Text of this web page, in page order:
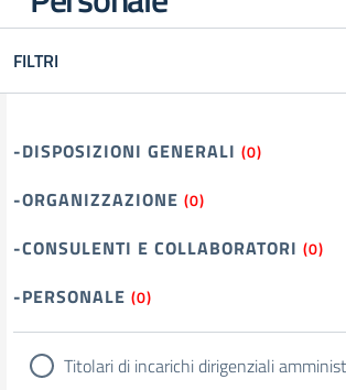
FILTRI
-DISPOSIZIONI GENERALI (0)
-ORGANIZZAZIONE (0)
-CONSULENTI E COLLABORATORI (0)
-PERSONALE (0)
Titolari di incarichi dirigenziali